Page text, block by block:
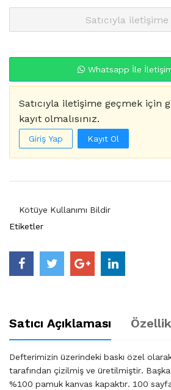
Satıcıyla iletişime
Whatsapp İle
Satıcıyla iletişime geçmek için
kayıt olmalısınız.
Giriş Yap Kayıt Ol
Kötüye Kullanımı Bildir
Etiketler
Satıcı Açıklaması
Defterimizin üzerindeki baskı özel
tarafından çizilmiş ve üretilmiştir.
%100 pamuk kanvas kapaktır. 100